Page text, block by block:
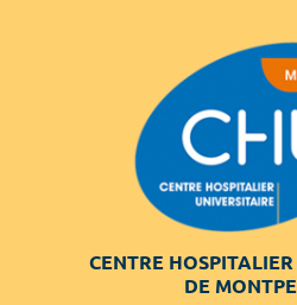
CENTRE
DE